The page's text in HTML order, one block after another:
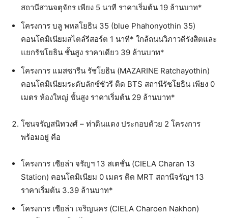
สถานีสวนจตุจักร เพียง 5 นาที ราคาเริ่มต้น 19 ล้านบาท*
โครงการ บลู พหลโยธิน 35 (blue Phahonyothin 35)
คอนโดมิเนียมสไตล์รีสอร์ต 1 นาที* ใกล้ถนนวิภาวดีรังสิตและ
แยกรัชโยธิน ชั้นสูง ราคาเดียว 39 ล้านบาท*
โครงการ แมสซารีน รัชโยธิน (MAZARINE Ratchayothin)
คอนโดมิเนียมระดับลักซ์ชัวรี ติด BTS สถานีรัชโยธิน เพียง 0
เมตร ห้องใหญ่ ชั้นสูง ราคาเริ่มต้น 29 ล้านบาท*
โซนจรัญสนิทวงศ์ – ท่าดินแดง ประกอบด้วย 2 โครงการ
พร้อมอยู่ คือ
โครงการ เซียล่า จรัญฯ 13 สเตชั่น (CIELA Charan 13
Station) คอนโดมิเนียม 0 เมตร ติด MRT สถานีจรัญฯ 13
ราคาเริ่มต้น 3.39 ล้านบาท*
โครงการ เซียล่า เจริญนคร (CIELA Charoen Nakhon)